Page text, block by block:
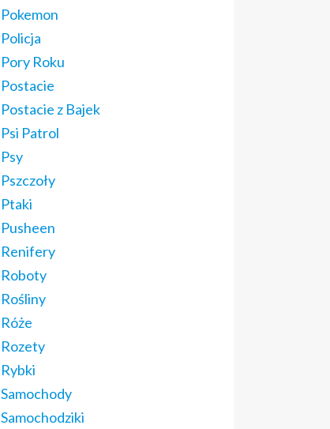
Pokemon
Policja
Pory Roku
Postacie
Postacie z Bajek
Psi Patrol
Psy
Pszczoły
Ptaki
Pusheen
Renifery
Roboty
Rośliny
Róże
Rozety
Rybki
Samochody
Samochodziki